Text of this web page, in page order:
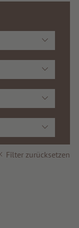
Filter zurücksetzen